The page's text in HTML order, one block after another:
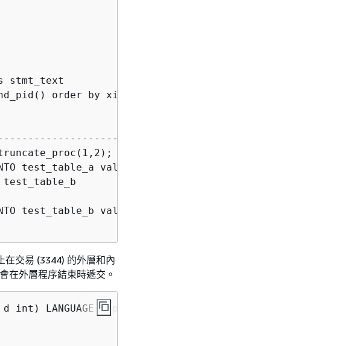
stmt_text
order by xid , starttime , sequence;
test_table_a values ( $1 )
test_table_b values ( $1 )
在交易 (3344) 的外層和內
在外層程序結束時遞交。
d int) LANGUAGE plpgsql